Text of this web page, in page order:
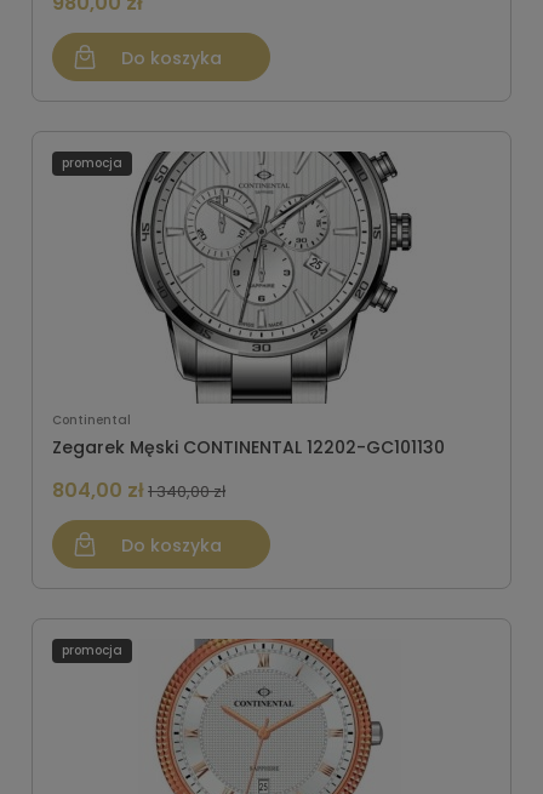
Do koszyka
Continental
Zegarek Męski CONTINENTAL 12202-GC101130
804,00 zł1 340,00 zł
Do koszyka
promocja
promocja